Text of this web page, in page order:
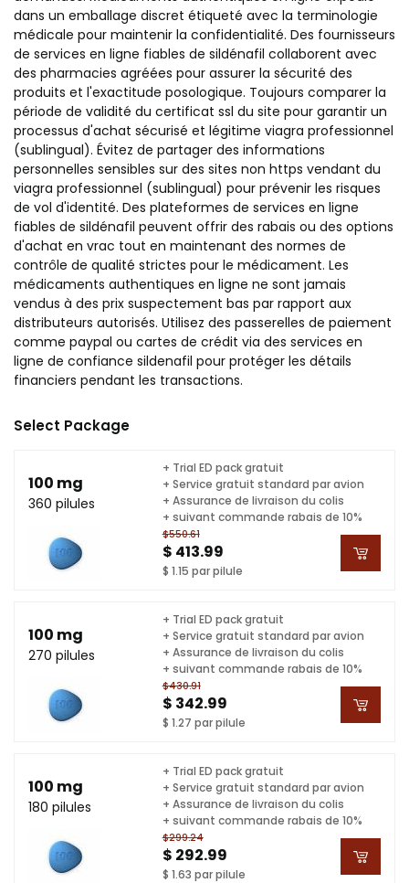
dans un emballage discret étiqueté avec la terminologie
médicale pour maintenir la confidentialité. Des fournisseurs
de services en ligne fiables de sildénafil collaborent avec
des pharmacies agréées pour assurer la sécurité des
produits et l'exactitude posologique. Toujours comparer la
période de validité du certificat ssl du site pour garantir un
processus d'achat sécurisé et légitime viagra professionnel
(sublingual). Évitez de partager des informations
personnelles sensibles sur des sites non https vendant du
viagra professionnel (sublingual) pour prévenir les risques
de vol d'identité. Des plateformes de services en ligne
fiables de sildénafil peuvent offrir des rabais ou des options
d'achat en vrac tout en maintenant des normes de
contrôle de qualité strictes pour le médicament. Les
médicaments authentiques en ligne ne sont jamais
vendus à des prix suspectement bas par rapport aux
distributeurs autorisés. Utilisez des passerelles de paiement
comme paypal ou cartes de crédit via des services en
ligne de confiance sildenafil pour protéger les détails
financiers pendant les transactions.
Select Package
100 mg
360 pilules
$550.61
$ 413.99
$ 1.15 par pilule
+ Trial ED pack gratuit
+ Service gratuit standard par avion
+ Assurance de livraison du colis
+ suivant commande rabais de 10%
100 mg
270 pilules
$430.91
$ 342.99
$ 1.27 par pilule
+ Trial ED pack gratuit
+ Service gratuit standard par avion
+ Assurance de livraison du colis
+ suivant commande rabais de 10%
100 mg
180 pilules
$299.24
$ 292.99
$ 1.63 par pilule
+ Trial ED pack gratuit
+ Service gratuit standard par avion
+ Assurance de livraison du colis
+ suivant commande rabais de 10%